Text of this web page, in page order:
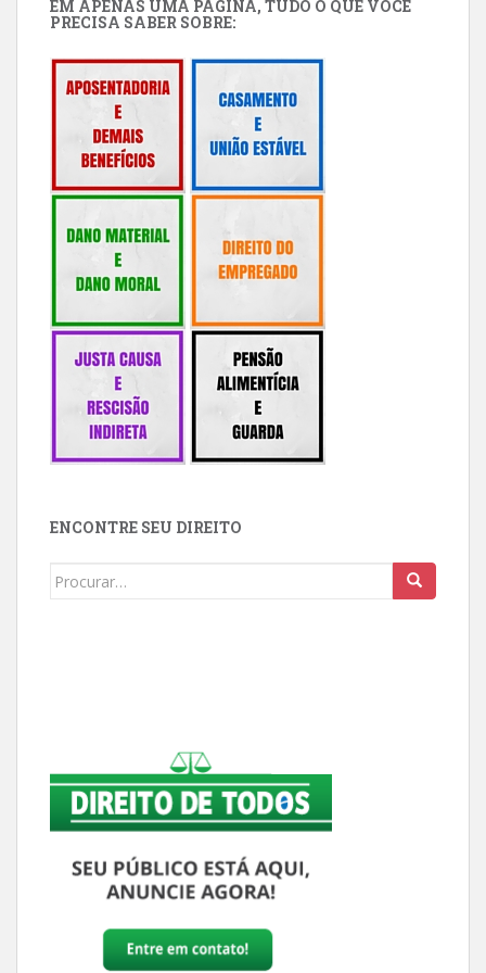
EM APENAS UMA PÁGINA, TUDO O QUE VOCÊ
PRECISA SABER SOBRE:
ENCONTRE SEU DIREITO
Buscar: